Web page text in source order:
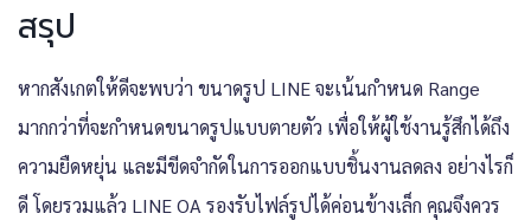
สรุป
หากสังเกตให้ดีจะพบว่า ขนาดรูป LINE จะเน้นกำหนด Range
มากกว่าที่จะกำหนดขนาดรูปแบบตายตัว เพื่อให้ผู้ใช้งานรู้สึกได้ถึง
ความยืดหยุ่น และมีขีดจำกัดในการออกแบบชิ้นงานลดลง อย่างไรก็
ดี โดยรวมแล้ว LINE OA รองรับไฟล์รูปได้ค่อนข้างเล็ก คุณจึงควร